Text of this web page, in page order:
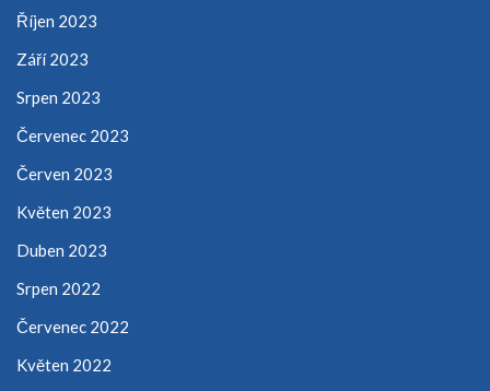
Říjen 2023
Září 2023
Srpen 2023
Červenec 2023
Červen 2023
Květen 2023
Duben 2023
Srpen 2022
Červenec 2022
Květen 2022